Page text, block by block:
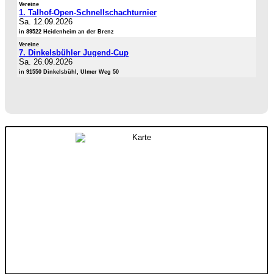
Vereine
1. Talhof-Open-Schnellschachturnier
Sa. 12.09.2026
in 89522 Heidenheim an der Brenz
Vereine
7. Dinkelsbühler Jugend-Cup
Sa. 26.09.2026
in 91550 Dinkelsbühl, Ulmer Weg 50